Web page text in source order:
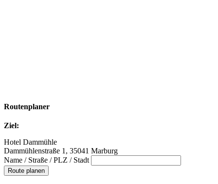
Routenplaner
Ziel:
Hotel Dammühle
Dammühlenstraße 1, 35041 Marburg
Name / Straße / PLZ / Stadt